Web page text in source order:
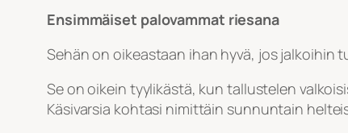
Ensimmäiset palovammat riesana
Sehän on oikeastaan ihan hyvä, jos
Se on oikein tyylikästä, kun tallustelen
Käsivarsia kohtasi nimittäin sunnuntain